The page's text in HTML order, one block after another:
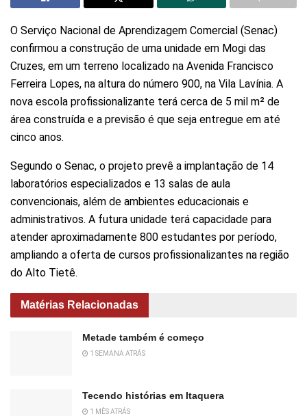
O Serviço Nacional de Aprendizagem Comercial (Senac)
confirmou a construção de uma unidade em Mogi das
Cruzes, em um terreno localizado na Avenida Francisco
Ferreira Lopes, na altura do número 900, na Vila Lavínia. A
nova escola profissionalizante terá cerca de 5 mil m² de
área construída e a previsão é que seja entregue em até
cinco anos.
Segundo o Senac, o projeto prevê a implantação de 14
laboratórios especializados e 13 salas de aula
convencionais, além de ambientes educacionais e
administrativos. A futura unidade terá capacidade para
atender aproximadamente 800 estudantes por período,
ampliando a oferta de cursos profissionalizantes na região
do Alto Tietê.
Matérias Relacionadas
Metade também é começo
1 SEMANA ATRÁS
Tecendo histórias em Itaquera
1 MÊS ATRÁS